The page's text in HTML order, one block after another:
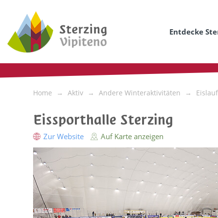
Entdecke
Home Aktiv Andere Winteraktivitäten
Eissporthalle Sterzing
Zur Website Auf Karte anzeigen